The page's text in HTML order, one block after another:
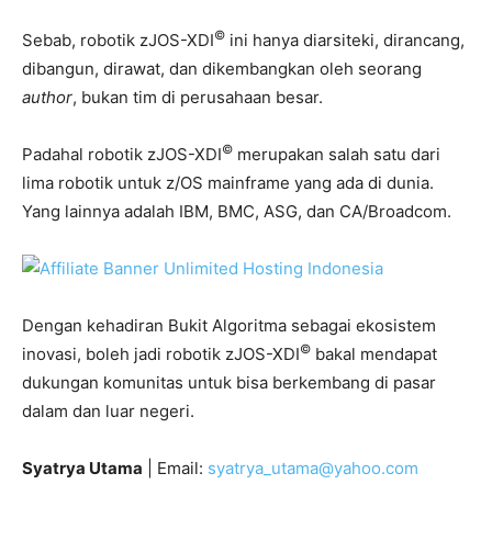
Sebab, robotik zJOS-XDI© ini hanya diarsiteki, dirancang,
dibangun, dirawat, dan dikembangkan oleh seorang
author, bukan tim di perusahaan besar.
Padahal robotik zJOS-XDI© merupakan salah satu dari
lima robotik untuk z/OS mainframe yang ada di dunia.
Yang lainnya adalah IBM, BMC, ASG, dan CA/Broadcom.
Dengan kehadiran Bukit Algoritma sebagai ekosistem
inovasi, boleh jadi robotik zJOS-XDI© bakal mendapat
dukungan komunitas untuk bisa berkembang di pasar
dalam dan luar negeri.
Syatrya Utama | Email: syatrya_utama@yahoo.com